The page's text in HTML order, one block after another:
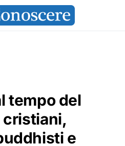
tempo del
cristiani,
e